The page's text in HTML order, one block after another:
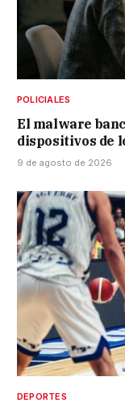
POLICIALES
El malware
dispositivos de
9 de agosto de 2026
DEPORTES